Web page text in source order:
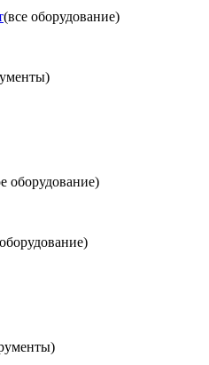
(все оборудование)
оборудование)